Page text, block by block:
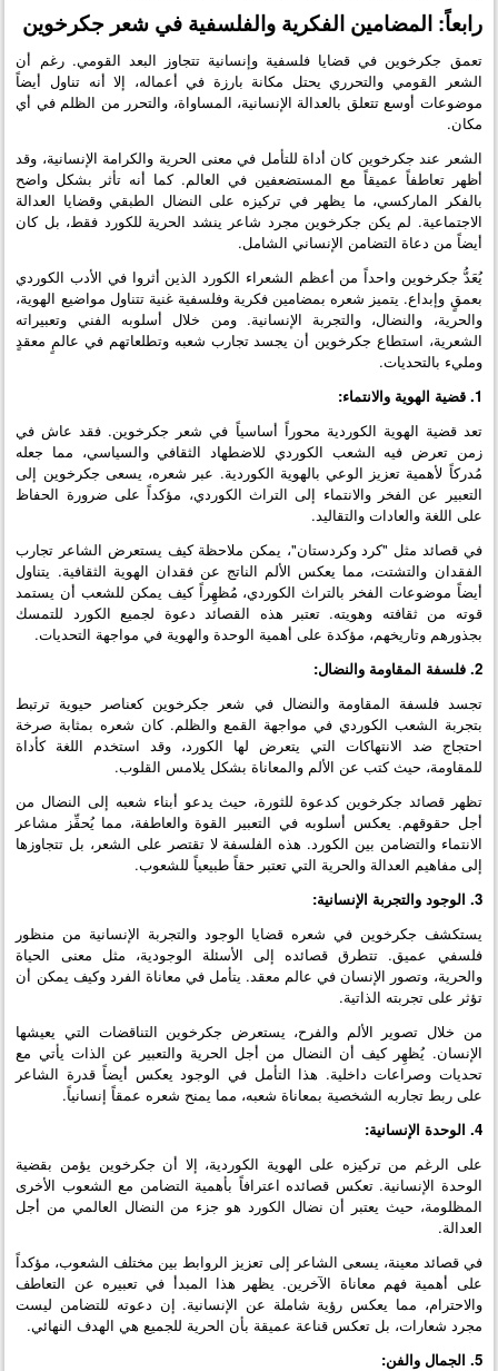
رابعاً: المضامين الفكرية والفلسفية في شعر جكرخوين
تعمق جكرخوين في قضايا فلسفية وإنسانية تتجاوز البعد القومي. رغم أن
الشعر القومي والتحرري يحتل مكانة بارزة في أعماله، إلا أنه تناول أيضاً
موضوعات أوسع تتعلق بالعدالة الإنسانية، المساواة، والتحرر من الظلم في أي
مكان.
الشعر عند جكرخوين كان أداة للتأمل في معنى الحرية والكرامة الإنسانية، وقد
أظهر تعاطفاً عميقاً مع المستضعفين في العالم. كما أنه تأثر بشكل واضح
بالفكر الماركسي، ما يظهر في تركيزه على النضال الطبقي وقضايا العدالة
الاجتماعية. لم يكن جكرخوين مجرد شاعر ينشد الحرية للكورد فقط، بل كان
أيضاً من دعاة التضامن الإنساني الشامل.
يُعَدُّ جكرخوين واحداً من أعظم الشعراء الكورد الذين أثروا في الأدب الكوردي
بعمقٍ وإبداع. يتميز شعره بمضامين فكرية وفلسفية غنية تتناول مواضيع الهوية،
والحرية، والنضال، والتجربة الإنسانية. ومن خلال أسلوبه الفني وتعبيراته
الشعرية، استطاع جكرخوين أن يجسد تجارب شعبه وتطلعاتهم في عالمٍ معقدٍ
ومليء بالتحديات.
1. قضية الهوية والانتماء:
تعد قضية الهوية الكوردية محوراً أساسياً في شعر جكرخوين. فقد عاش في
زمن تعرض فيه الشعب الكوردي للاضطهاد الثقافي والسياسي، مما جعله
مُدركاً لأهمية تعزيز الوعي بالهوية الكوردية. عبر شعره، يسعى جكرخوين إلى
التعبير عن الفخر والانتماء إلى التراث الكوردي، مؤكداً على ضرورة الحفاظ
على اللغة والعادات والتقاليد.
في قصائد مثل "كرد وكردستان"، يمكن ملاحظة كيف يستعرض الشاعر تجارب
الفقدان والتشتت، مما يعكس الألم الناتج عن فقدان الهوية الثقافية. يتناول
أيضاً موضوعات الفخر بالتراث الكوردي، مُظهِراً كيف يمكن للشعب أن يستمد
قوته من ثقافته وهويته. تعتبر هذه القصائد دعوة لجميع الكورد للتمسك
بجذورهم وتاريخهم، مؤكدة على أهمية الوحدة والهوية في مواجهة التحديات.
2. فلسفة المقاومة والنضال:
تجسد فلسفة المقاومة والنضال في شعر جكرخوين كعناصر حيوية ترتبط
بتجربة الشعب الكوردي في مواجهة القمع والظلم. كان شعره بمثابة صرخة
احتجاج ضد الانتهاكات التي يتعرض لها الكورد، وقد استخدم اللغة كأداة
للمقاومة، حيث كتب عن الألم والمعاناة بشكل يلامس القلوب.
تظهر قصائد جكرخوين كدعوة للثورة، حيث يدعو أبناء شعبه إلى النضال من
أجل حقوقهم. يعكس أسلوبه في التعبير القوة والعاطفة، مما يُحفِّز مشاعر
الانتماء والتضامن بين الكورد. هذه الفلسفة لا تقتصر على الشعر، بل تتجاوزها
إلى مفاهيم العدالة والحرية التي تعتبر حقاً طبيعياً للشعوب.
3. الوجود والتجربة الإنسانية:
يستكشف جكرخوين في شعره قضايا الوجود والتجربة الإنسانية من منظور
فلسفي عميق. تتطرق قصائده إلى الأسئلة الوجودية، مثل معنى الحياة
والحرية، وتصور الإنسان في عالم معقد. يتأمل في معاناة الفرد وكيف يمكن أن
تؤثر على تجربته الذاتية.
من خلال تصوير الألم والفرح، يستعرض جكرخوين التناقضات التي يعيشها
الإنسان. يُظهِر كيف أن النضال من أجل الحرية والتعبير عن الذات يأتي مع
تحديات وصراعات داخلية. هذا التأمل في الوجود يعكس أيضاً قدرة الشاعر
على ربط تجاربه الشخصية بمعاناة شعبه، مما يمنح شعره عمقاً إنسانياً.
4. الوحدة الإنسانية:
على الرغم من تركيزه على الهوية الكوردية، إلا أن جكرخوين يؤمن بقضية
الوحدة الإنسانية. تعكس قصائده اعترافاً بأهمية التضامن مع الشعوب الأخرى
المظلومة، حيث يعتبر أن نضال الكورد هو جزء من النضال العالمي من أجل
العدالة.
في قصائد معينة، يسعى الشاعر إلى تعزيز الروابط بين مختلف الشعوب، مؤكداً
على أهمية فهم معاناة الآخرين. يظهر هذا المبدأ في تعبيره عن التعاطف
والاحترام، مما يعكس رؤية شاملة عن الإنسانية. إن دعوته للتضامن ليست
مجرد شعارات، بل تعكس قناعة عميقة بأن الحرية للجميع هي الهدف النهائي.
5. الجمال والفن: